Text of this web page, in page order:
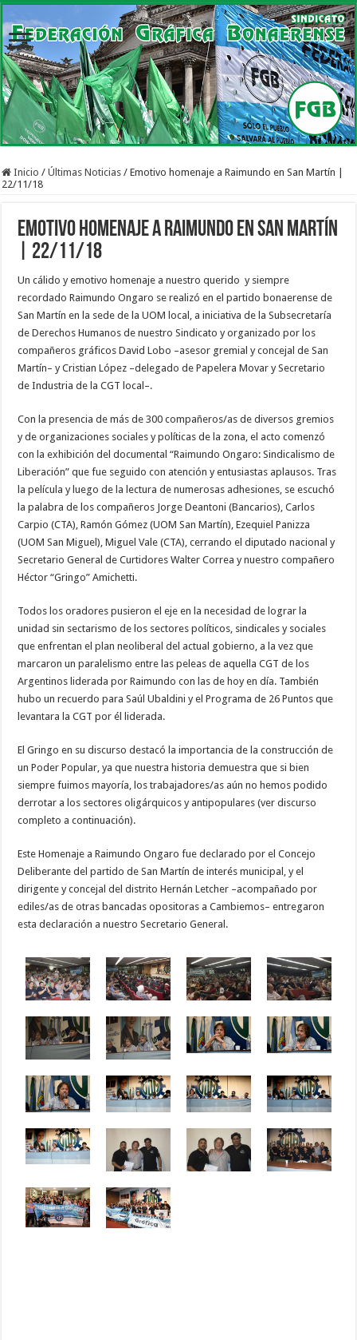
Inicio / Últimas Noticias / Emotivo homenaje a Raimundo en San Martín |
22/11/18
Emotivo homenaje a Raimundo en San Martín
| 22/11/18
Un cálido y emotivo homenaje a nuestro querido y siempre
recordado Raimundo Ongaro se realizó en el partido bonaerense de
San Martín en la sede de la UOM local, a iniciativa de la Subsecretaría
de Derechos Humanos de nuestro Sindicato y organizado por los
compañeros gráficos David Lobo –asesor gremial y concejal de San
Martín– y Cristian López –delegado de Papelera Movar y Secretario
de Industria de la CGT local–.
Con la presencia de más de 300 compañeros/as de diversos gremios
y de organizaciones sociales y políticas de la zona, el acto comenzó
con la exhibición del documental “Raimundo Ongaro: Sindicalismo de
Liberación” que fue seguido con atención y entusiastas aplausos. Tras
la película y luego de la lectura de numerosas adhesiones, se escuchó
la palabra de los compañeros Jorge Deantoni (Bancarios), Carlos
Carpio (CTA), Ramón Gómez (UOM San Martín), Ezequiel Panizza
(UOM San Miguel), Miguel Vale (CTA), cerrando el diputado nacional y
Secretario General de Curtidores Walter Correa y nuestro compañero
Héctor “Gringo” Amichetti.
Todos los oradores pusieron el eje en la necesidad de lograr la
unidad sin sectarismo de los sectores políticos, sindicales y sociales
que enfrentan el plan neoliberal del actual gobierno, a la vez que
marcaron un paralelismo entre las peleas de aquella CGT de los
Argentinos liderada por Raimundo con las de hoy en día. También
hubo un recuerdo para Saúl Ubaldini y el Programa de 26 Puntos que
levantara la CGT por él liderada.
El Gringo en su discurso destacó la importancia de la construcción de
un Poder Popular, ya que nuestra historia demuestra que si bien
siempre fuimos mayoría, los trabajadores/as aún no hemos podido
derrotar a los sectores oligárquicos y antipopulares (ver discurso
completo a continuación).
Este Homenaje a Raimundo Ongaro fue declarado por el Concejo
Deliberante del partido de San Martín de interés municipal, y el
dirigente y concejal del distrito Hernán Letcher –acompañado por
ediles/as de otras bancadas opositoras a Cambiemos– entregaron
esta declaración a nuestro Secretario General.